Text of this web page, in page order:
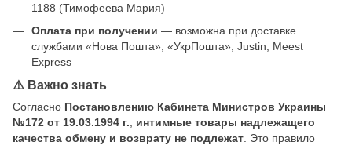
1188 (Тимофеева Мария)
Оплата при получении — возможна при доставке
службами «Нова Пошта», «УкрПошта», Justin, Meest
Express
⚠️ Важно знать
Согласно Постановлению Кабинета Министров Украины
№172 от 19.03.1994 г.
интимные товары надлежащего
качества обмену и возврату не подлежат . Это правило